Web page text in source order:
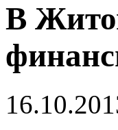
В